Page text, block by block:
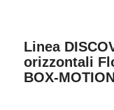
Linea
orizzontali
BOX-MOTION